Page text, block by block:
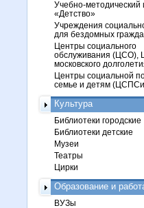
Учебно-методический
«Детство»
Учреждения
для бездомных
Центры социального
обслуживания (ЦСО),
московского
Центры социальной
семье и детям
Культура
Библиотеки городские
Библиотеки детские
Музеи
Театры
Цирки
Образование и
ВУЗы